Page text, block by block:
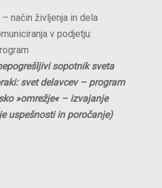
način življenja in dela
v podjetju:
sopotnik sveta
svet delavcev – program
»omrežje« – izvajanje
uspešnosti in poročanje)